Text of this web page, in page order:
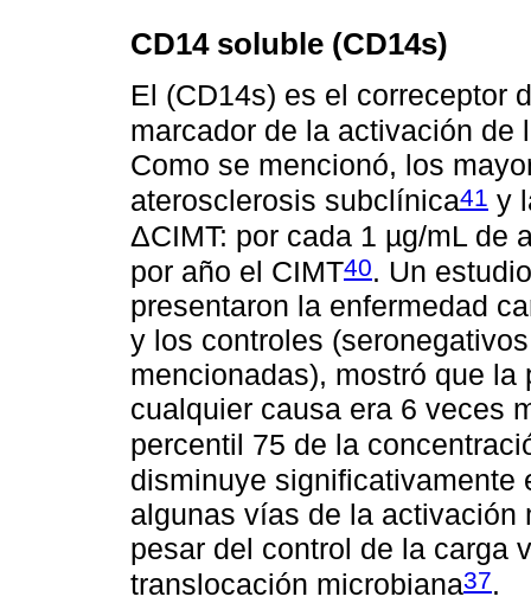
CD14 soluble (CD14s)
El (CD14s) es el correceptor
marcador de la activación de
Como se mencionó, los
aterosclerosis subclínica41 y
ΔCIMT: por cada 1 µg/mL de
por año el CIMT40. Un
presentaron la enfermedad
y los controles
mencionadas), mostró que
cualquier causa era 6 veces
percentil 75 de la
disminuye significativamente
algunas vías de la
pesar del control de la carga
translocación microbiana37.